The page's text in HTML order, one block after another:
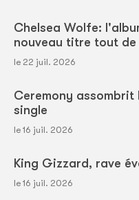
Chelsea Wolfe:
nouveau titre tout de
le 22 juil. 2026
Ceremony assombrit
single
le 16 juil. 2026
King Gizzard, rave
le 16 juil. 2026